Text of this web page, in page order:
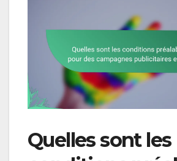
Quelles sont les